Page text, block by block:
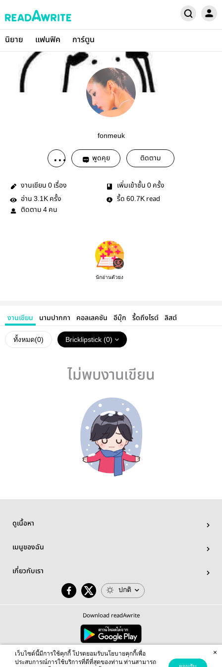
นิยาย แฟนฟิค การ์ตูน
fonmeuk
พูดคุย ติดตาม
งานเขียน 0 เรื่อง เพิ่มเข้าชั้น 0 ครั้ง
อ่าน 3.1K ครั้ง รี้ด 60.7K read
ติดตาม 4 คน
นักอ่านตัวยง
งานเขียน นามปากกา คอลเลคชัน อีบุ๊ก รี้ดถึงไรต์ ลิสต์
ทั้งหมด(0) Bricklipstick (0)
ไม่พบงานเขียน
ดูเนื้อหา
เมนูของฉัน
เกี่ยวกับเรา
ปกติ
Download readAwrite
© 2026 readAwrite.com by MEB Corporation Public Company Limited
This site is protected by reCAPTCHA and the Google Privacy Policy Terms of Serviceapply.
เว็บไซต์นี้มีการใช้คุกกี้ โปรดยอมรับนโยบายคุกกี้เพื่อ
ประสบการณ์การใช้บริการที่ดีที่สุดของท่าน ท่านสามารถ
×